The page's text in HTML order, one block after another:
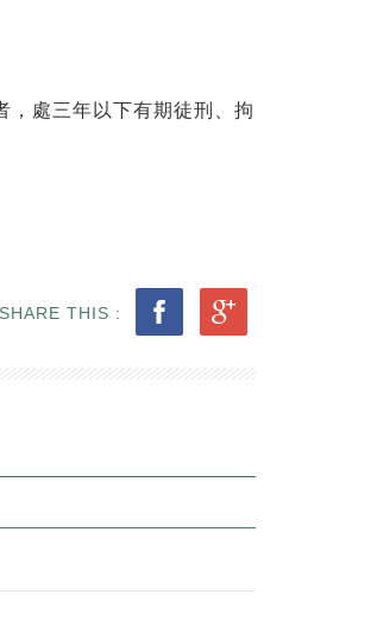
，處三年以下有期徒刑、拘
SHARE THIS :